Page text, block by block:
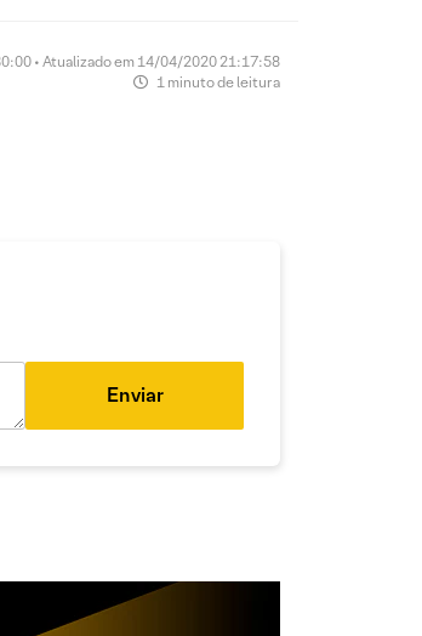
• Atualizado em 14/04/2020 21:17:58
1 minuto de leitura
Enviar